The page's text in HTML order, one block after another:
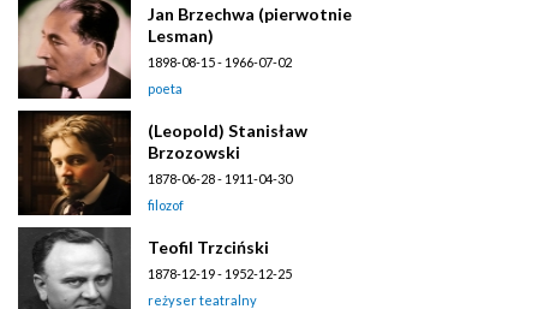
Jan Brzechwa (pierwotnie
Lesman)
1898-08-15 - 1966-07-02
poeta
(Leopold) Stanisław
Brzozowski
1878-06-28 - 1911-04-30
filozof
Teofil Trzciński
1878-12-19 - 1952-12-25
reżyser teatralny